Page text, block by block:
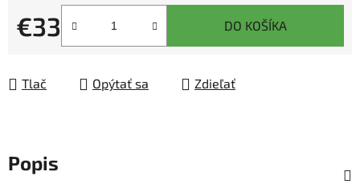
€33
Jednotková cena:
DO KOŠÍKA
Tlač Opýtať sa Zdieľať
Popis